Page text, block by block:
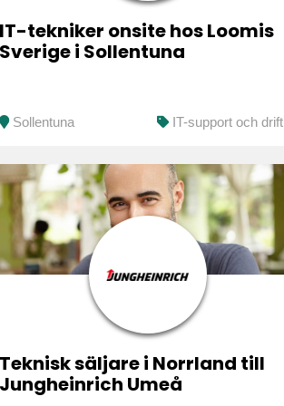
IT-tekniker onsite hos Loomis
Sverige i Sollentuna
Sollentuna IT-support och drift
Teknisk säljare i Norrland till
Jungheinrich Umeå